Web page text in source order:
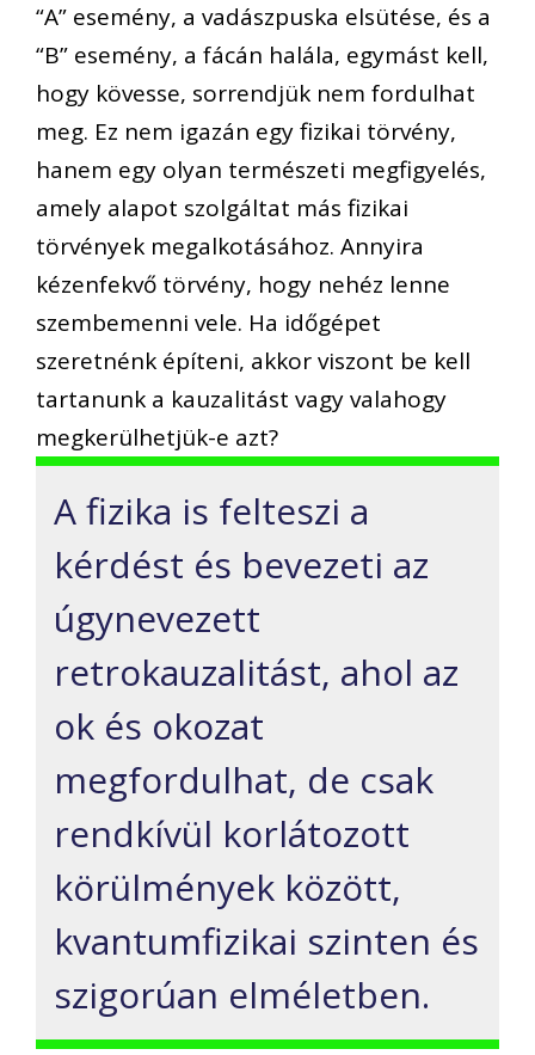
“A” esemény, a vadászpuska elsütése, és a
“B” esemény, a fácán halála, egymást kell,
hogy kövesse, sorrendjük nem fordulhat
meg. Ez nem igazán egy fizikai törvény,
hanem egy olyan természeti megfigyelés,
amely alapot szolgáltat más fizikai
törvények megalkotásához. Annyira
kézenfekvő törvény, hogy nehéz lenne
szembemenni vele. Ha időgépet
szeretnénk építeni, akkor viszont be kell
tartanunk a kauzalitást vagy valahogy
megkerülhetjük-e azt?
A fizika is felteszi a
kérdést és bevezeti az
úgynevezett
retrokauzalitást, ahol az
ok és okozat
megfordulhat, de csak
rendkívül korlátozott
körülmények között,
kvantumfizikai szinten és
szigorúan elméletben.